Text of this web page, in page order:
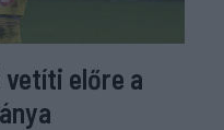
vetíti előre a